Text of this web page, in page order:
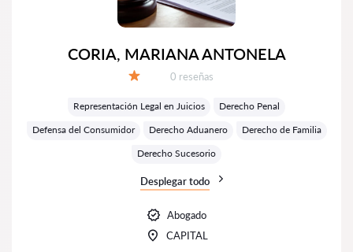
CORIA, MARIANA ANTONELA
Número de reseñas:
0 reseñas
Representación Legal en Juicios
Derecho Penal
Defensa del Consumidor
Derecho Aduanero
Derecho de Familia
Derecho Sucesorio
Desplegar todo
Abogado
CAPITAL